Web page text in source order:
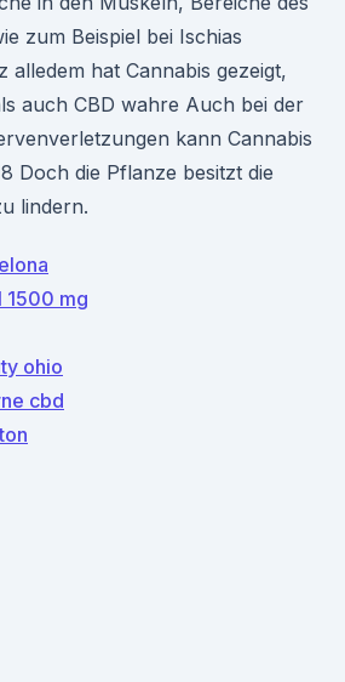
zum Beispiel bei Ischias
alledem hat Cannabis gezeigt,
auch CBD wahre Auch bei der
kann Cannabis
Doch die Pflanze besitzt die
lindern.
1500 mg
ohio
cbd